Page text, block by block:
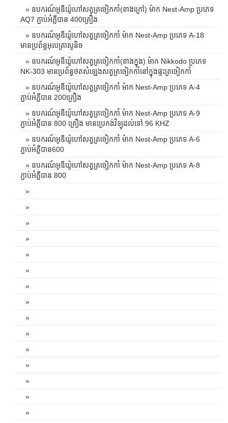
» ឧបករណ៍អូឌីយ៉ូហៅសត្វត្រចៀកកាំ(ខាងក្រៅ) ម៉ាក Nest-Amp ប្រភេទ
AQ7 ភ្ជាប់អំភ្លីបាន 400គ្រឿង
» ឧបករណ៍អូឌីយ៉ូហៅសត្វត្រចៀកកាំ ម៉ាក Nest-Amp ប្រភេទ A-18
មានប្រព័ន្ធអុលត្រាសូនិច
» ឧបករណ៍អូឌីយ៉ូហៅសត្វត្រចៀកកាំ(ខាងក្នុង) ម៉ាក Nikkodo ប្រភេទ
NK-303 មានប្រព័ន្ធថតសំឡេងសត្វត្រចៀកកាំនៅក្នុងផ្ទះត្រចៀកកាំ
» ឧបករណ៍អូឌីយ៉ូហៅសត្វត្រចៀកកាំ ម៉ាក Nest-Amp ប្រភេទ A-4
ភ្ជាប់អំភ្លីបាន 200គ្រឿង
» ឧបករណ៍អូឌីយ៉ូហៅសត្វត្រចៀកកាំ ម៉ាក Nest-Amp ប្រភេទ A-9
ភ្ជាប់អំភ្លីបាន 800 គ្រឿង មានប្រេកង់វិទ្យុដល់ទៅ 96 KHZ
» ឧបករណ៍អូឌីយ៉ូហៅសត្វត្រចៀកកាំ ម៉ាក Nest-Amp ប្រភេទ A-6
ភ្ជាប់អំភ្លីបាន600
» ឧបករណ៍អូឌីយ៉ូហៅសត្វត្រចៀកកាំ ម៉ាក Nest-Amp ប្រភេទ A-8
ភ្ជាប់អំភ្លីបាន 800
»
»
»
»
»
»
»
»
»
»
»
»
»
»
»